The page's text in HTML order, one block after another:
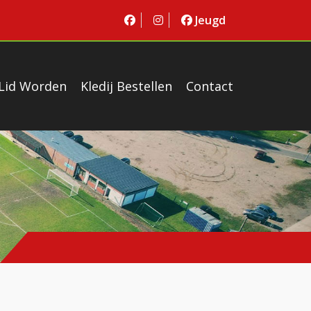
Jeugd
Worden Kledij Bestellen Contact